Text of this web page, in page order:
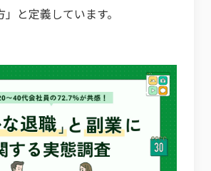
と定義しています。